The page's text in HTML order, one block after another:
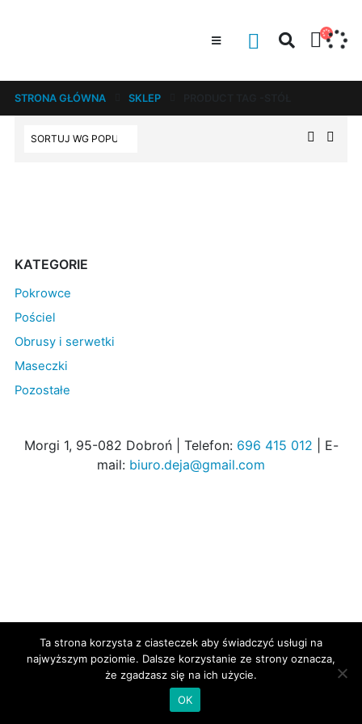
STRONA GŁÓWNA SKLEP
KATEGORIE
Pokrowce
Pościel
Obrusy i serwetki
Maseczki
Pozostałe
Morgi 1, 95-082 Dobroń | Telefon: 696 415 012 | E-
mail: biuro.deja@gmail.com
Ta strona korzysta z ciasteczek aby świadczyć usługi na
najwyższym poziomie. Dalsze korzystanie ze strony oznacza,
że zgadzasz się na ich użycie.
OK